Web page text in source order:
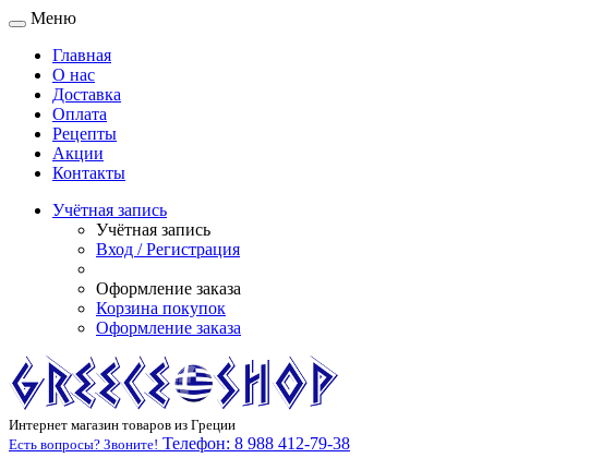
Меню
Главная
О нас
Доставка
Оплата
Рецепты
Акции
Контакты
Учётная запись
Учётная запись
Вход / Регистрация
Оформление заказа
Корзина покупок
Оформление заказа
Интернет магазин товаров из Греции
Есть вопросы? Звоните! Телефон: 8 988 412-79-38